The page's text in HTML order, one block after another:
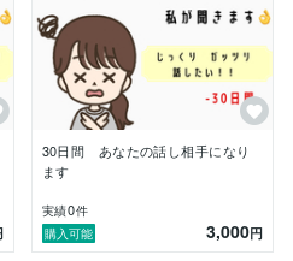
話、悩み
育児について
しい… 30日間 あなたの話し相手になり
ます
実績0件
購入可能
3,000円